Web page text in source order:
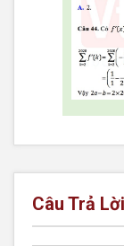
Câu Trả